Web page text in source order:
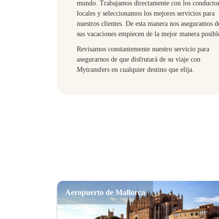
mundo. Trabajamos directamente con los
locales y seleccionamos los mejores servicios para
nuestros clientes. De esta manera nos aseguramos
sus vacaciones empiecen de la mejor manera
Revisamos constantemente nuestro servicio para
asegurarnos de que disfrutará de su viaje con
Mytransfers en cualquier destino que elija.
Aeropuerto de Mallorca